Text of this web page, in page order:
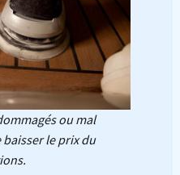
ou mal
le prix du